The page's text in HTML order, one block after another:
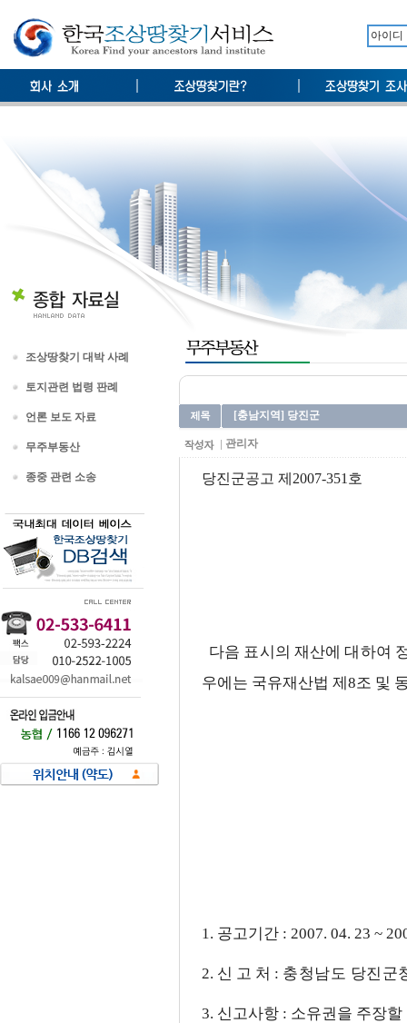
조상땅찾기 대박 사례
토지관련 법령 판례
언론 보도 자료
무주부동산
종중 관련 소송
[충남지역] 당진군
관리자
당진군공고 제2007-351호
다음 표시의 재산에 대하여
우에는 국유재산법 제8조 및
1. 공고기간 : 2007. 04. 23 ~
2. 신 고 처 : 충청남도 당진군
3. 신고사항 : 소유권을 주장